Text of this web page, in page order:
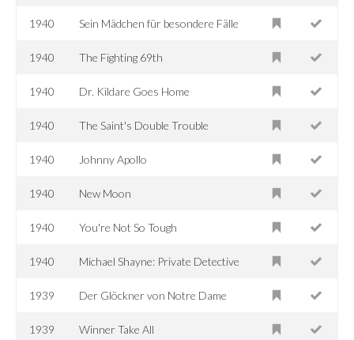
1940 Sein Mädchen für besondere Fälle
1940 The Fighting 69th
1940 Dr. Kildare Goes Home
1940 The Saint's Double Trouble
1940 Johnny Apollo
1940 New Moon
1940 You're Not So Tough
1940 Michael Shayne: Private Detective
1939 Der Glöckner von Notre Dame
1939 Winner Take All